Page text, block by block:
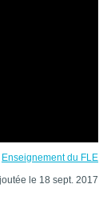
Enseignement du FLE
le 18 sept. 2017